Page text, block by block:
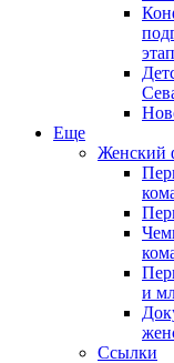
Еще
Женский
и
Ссылки